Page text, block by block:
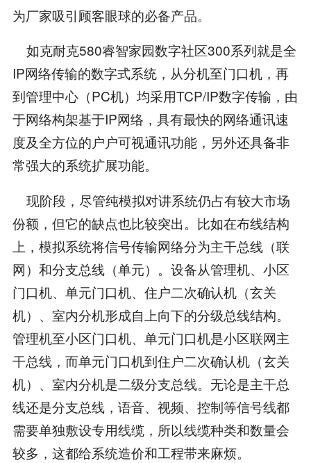
为厂家吸引顾客眼球的必备产品。
如克耐克580睿智家园数字社区300系列就是全
IP网络传输的数字式系统，从分机至门口机，再
到管理中心（PC机）均采用TCP/IP数字传输，由
于网络构架基于IP网络，具有最快的网络通讯速
度及全方位的户户可视通讯功能，另外还具备非
常强大的系统扩展功能。
现阶段，尽管纯模拟对讲系统仍占有较大市场
份额，但它的缺点也比较突出。比如在布线结构
上，模拟系统将信号传输网络分为主干总线（联
网）和分支总线（单元）。设备从管理机、小区
门口机、单元门口机、住户二次确认机（玄关
机）、室内分机形成自上向下的分级总线结构。
管理机至小区门口机、单元门口机是小区联网主
干总线，而单元门口机到住户二次确认机（玄关
机）、室内分机是二级分支总线。无论是主干总
线还是分支总线，语音、视频、控制等信号线都
需要单独敷设专用线缆，所以线缆种类和数量会
较多，这都给系统造价和工程带来麻烦。